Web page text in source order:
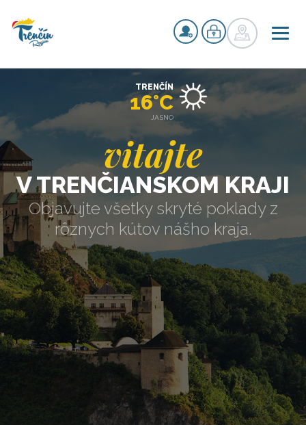
vitajte
V TRENČIANSKOM KRAJI
Objavujte všetky skryté poklady z
rôznych kútov nášho kraja.
TRENČÍN
16°C
JASNO